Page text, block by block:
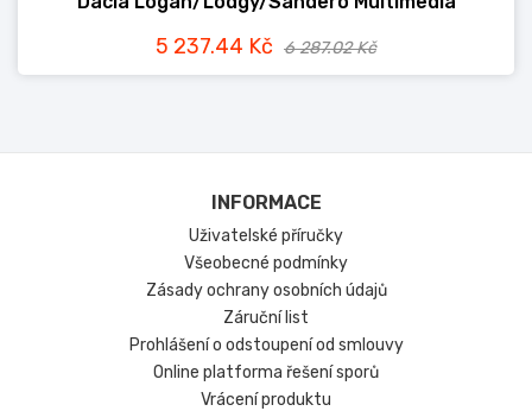
5 237.44 Kč 6 287.02 Kč
INFORMACE
Uživatelské příručky
Všeobecné podmínky
Zásady ochrany osobních údajů
Záruční list
Prohlášení o odstoupení od smlouvy
Online platforma řešení sporů
Vrácení produktu